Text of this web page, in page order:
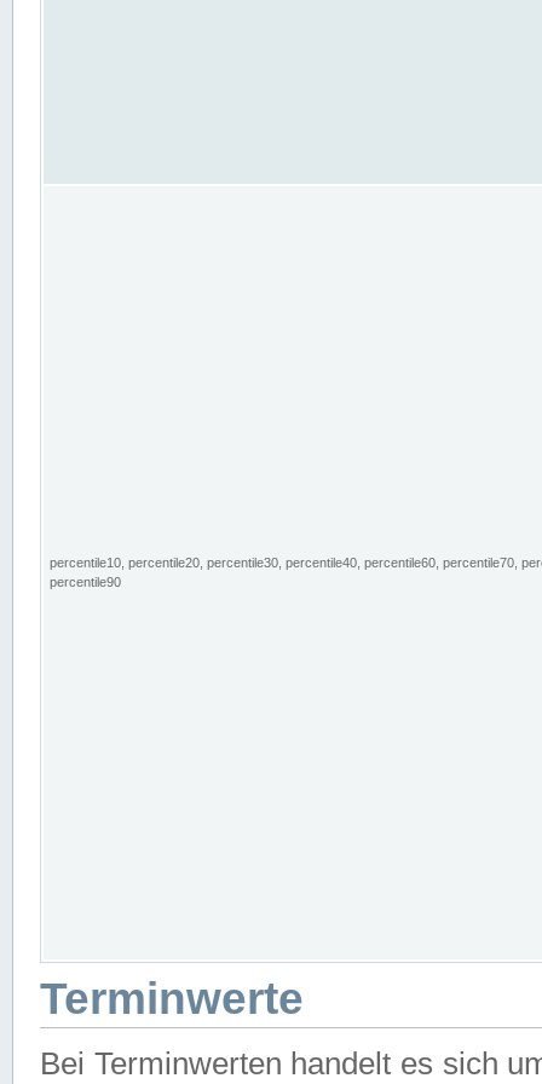
percentile10, percentile20, percentile30, percentile40, percentile60, percentile70,
percentile90
Terminwerte
Bei Terminwerten handelt es sich